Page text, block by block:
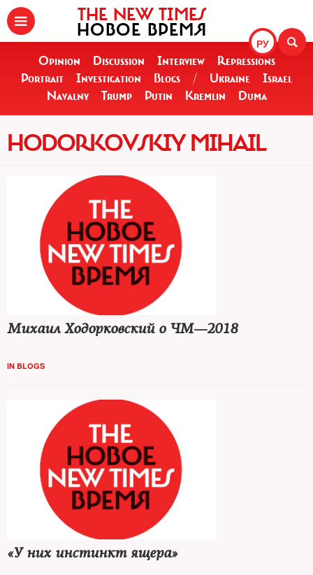
РУ
THE NEW TIMES
НОВОЕ ВРЕМЯ
Opinion Discussion Interview
Repressions
Portrait
Investigation Blogs / Ukraine
Israel
Navalny
Trump Putin Kremlin Duma
HODORKOVSKIY MIHAIL
Михаил Ходорковский о ЧМ—2018
IN BLOGS
«У них инстинкт ящера»